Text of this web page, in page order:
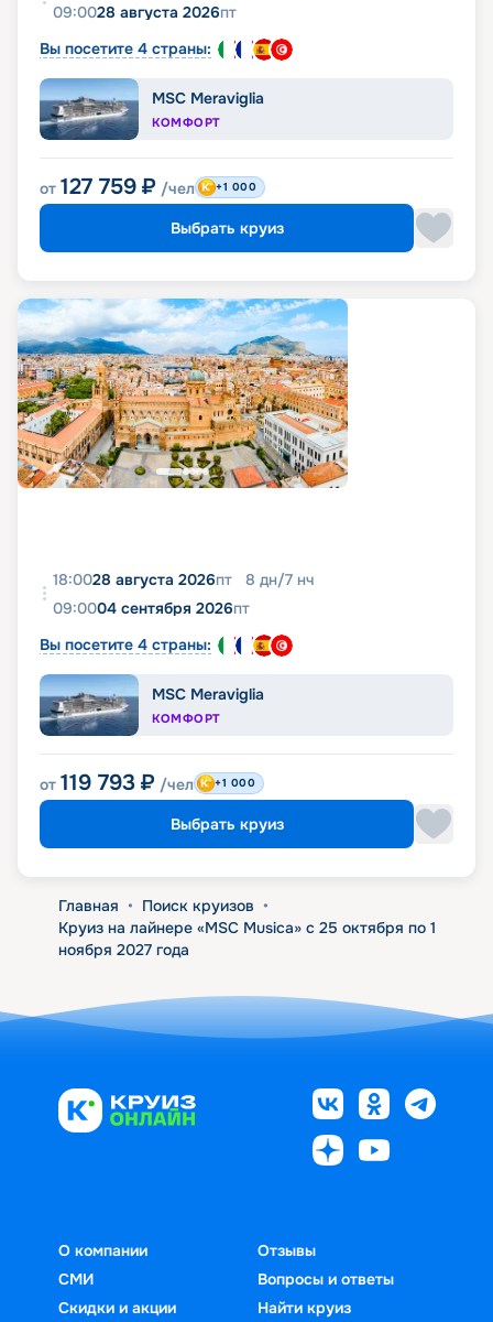
09:0028 августа 2026пт
Вы посетите 4 страны:
MSC Meraviglia
КОМФОРТ
от 127 759 ₽ /чел +1 000
Выбрать круиз
18:0028 августа 2026пт 8 дн/7 нч
09:0004 сентября 2026пт
Вы посетите 4 страны:
MSC Meraviglia
КОМФОРТ
от 119 793 ₽ /чел +1 000
Выбрать круиз
Главная • Поиск круизов •
Круиз на лайнере «MSC Musica» с 25 октября по 1
ноября 2027 года
О компании
СМИ
Скидки и акции
Отзывы
Вопросы и ответы
Найти круиз